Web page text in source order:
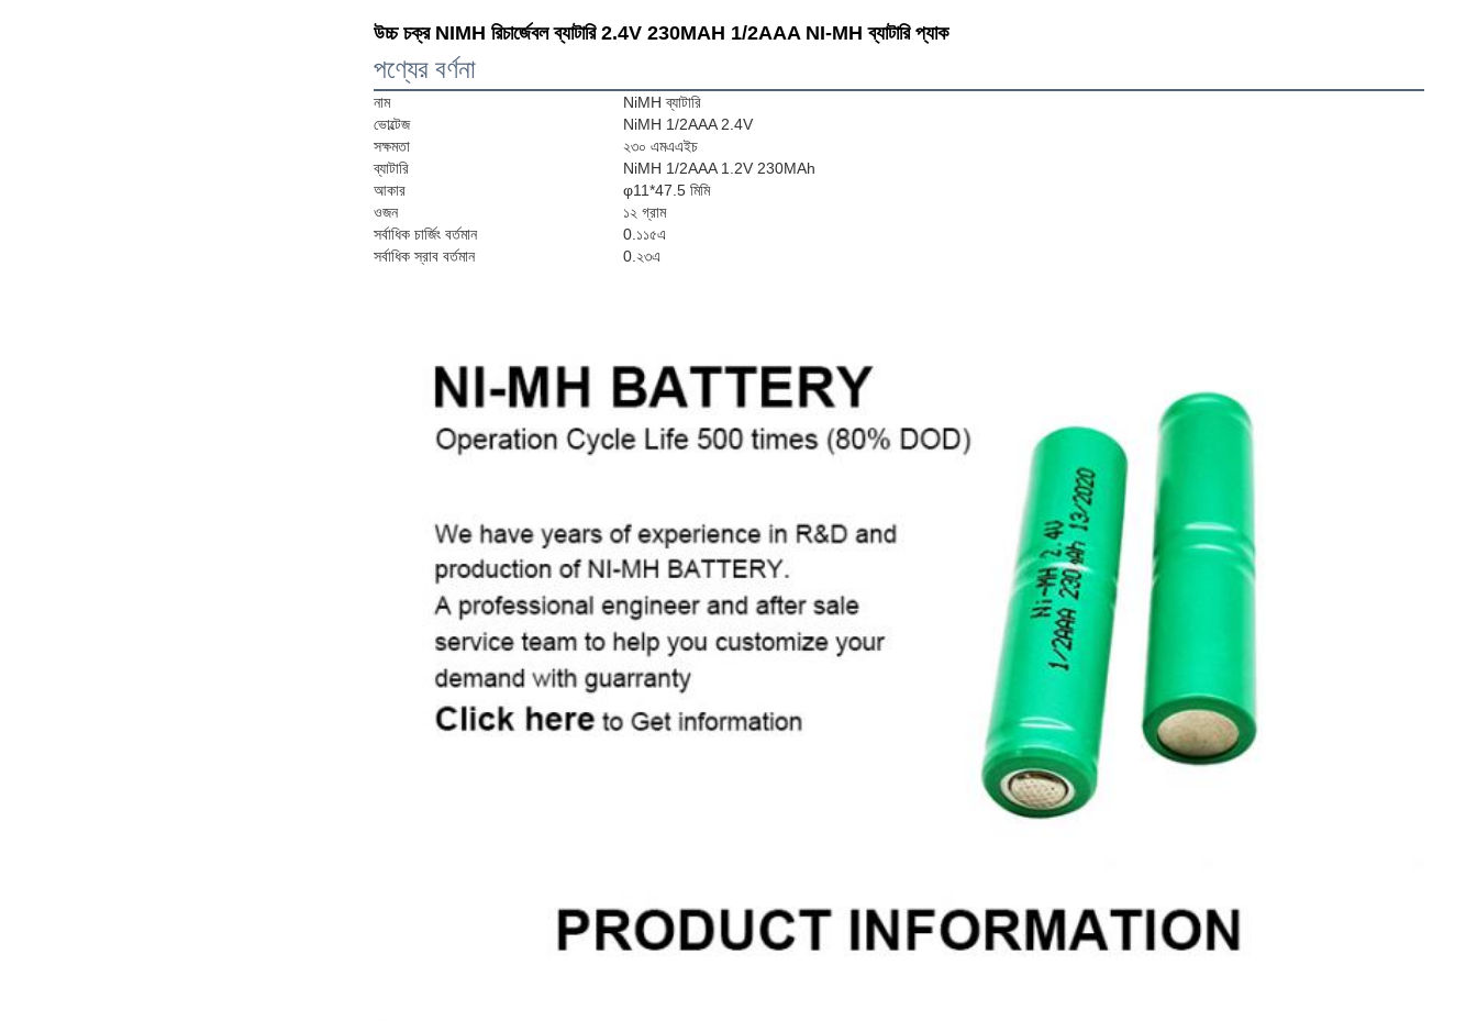
উচ্চ চক্র NIMH রিচার্জেবল ব্যাটারি 2.4V 230MAH 1/2AAA NI-MH ব্যাটারি প্যাক
পণ্যের বর্ণনা
নাম
NiMH ব্যাটারি
ভোল্টেজ
NiMH 1/2AAA 2.4V
সক্ষমতা
২৩০ এমএএইচ
ব্যাটারি
NiMH 1/2AAA 1.2V 230MAh
আকার
φ11*47.5 মিমি
ওজন
১২ গ্রাম
সর্বাধিক চার্জিং বর্তমান
0.১১৫এ
সর্বাধিক স্রাব বর্তমান
0.২৩এ